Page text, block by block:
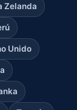
Zelanda
Unido